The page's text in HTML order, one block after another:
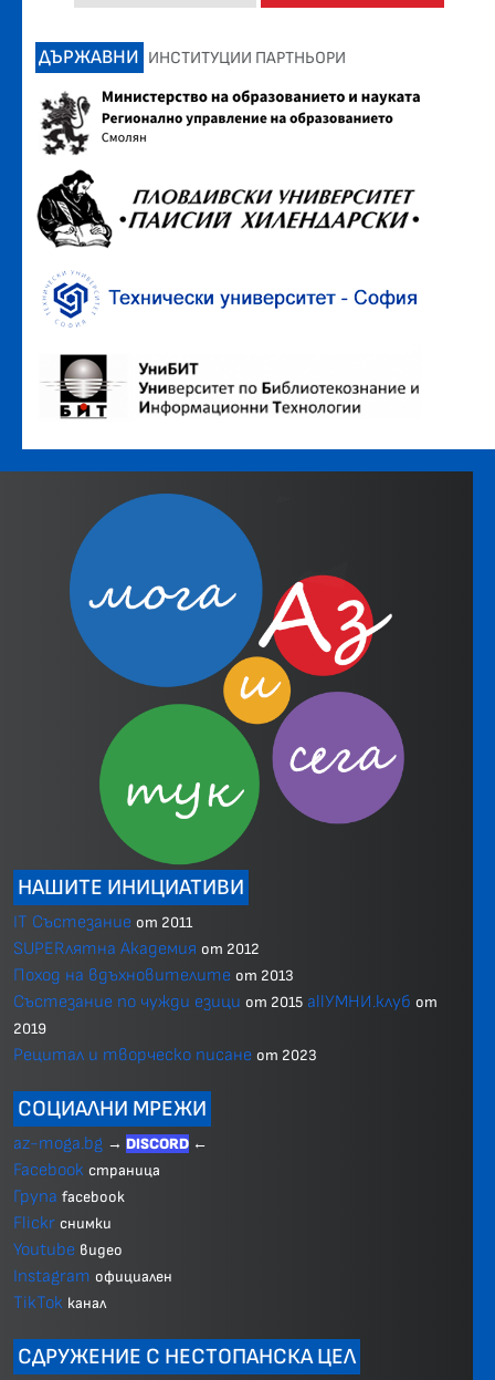
ДЪРЖАВНИ ИНСТИТУЦИИ ПАРТНЬОРИ
НАШИТЕ ИНИЦИАТИВИ
IT Състезание от 2011
SUPERлятна Академия от 2012
Поход на вдъхновителите от 2013
Състезание по чужди езици от 2015 allУМНИ.клуб от
2019
Рецитал и творческо писане от 2023
СОЦИАЛНИ МРЕЖИ
az-moga.bg → DISCORD ←
Facebook страница
Група facebook
Flickr снимки
Youtube видео
Instagram официален
TikTok канал
СДРУЖЕНИЕ С НЕСТОПАНСКА ЦЕЛ